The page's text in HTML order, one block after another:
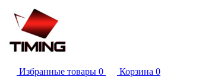
Избранные товары 0 Корзина 0